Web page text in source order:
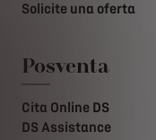
Solicite una oferta
Posventa
Cita Online DS
DS Assistance